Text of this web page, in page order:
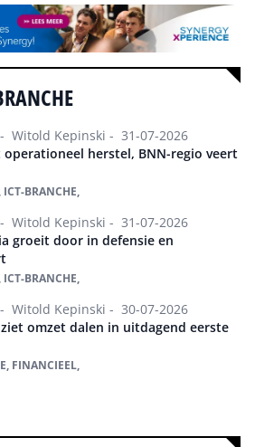
Witold Kepinski - 31-07-2026
herstel, BNN-regio veert
BRANCHE,
Witold Kepinski - 31-07-2026
groeit door in defensie en
BRANCHE,
Witold Kepinski - 30-07-2026
omzet dalen in uitdagend eerste
FINANCIEEL,